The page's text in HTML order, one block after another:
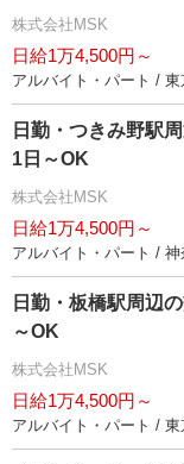
株式会社MSK
日給1万4,500円～
アルバイト・パート / 東
日勤・つきみ野駅
1日～OK
株式会社MSK
日給1万4,500円～
アルバイト・パート / 神
日勤・板橋駅周辺
～OK
株式会社MSK
日給1万4,500円～
アルバイト・パート / 東